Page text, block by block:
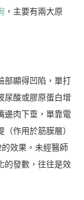
，主要有兩大原
顯得凹陷，單打
尿酸或膠原蛋白增
邊肉下垂，單靠電
作用於筋膜層）
效果。未經醫師
的發數，往往是效